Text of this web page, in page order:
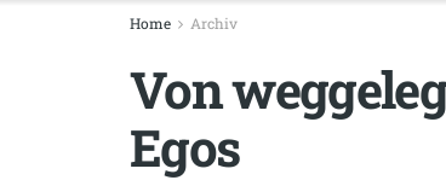
Home Archiv
Von
Egos